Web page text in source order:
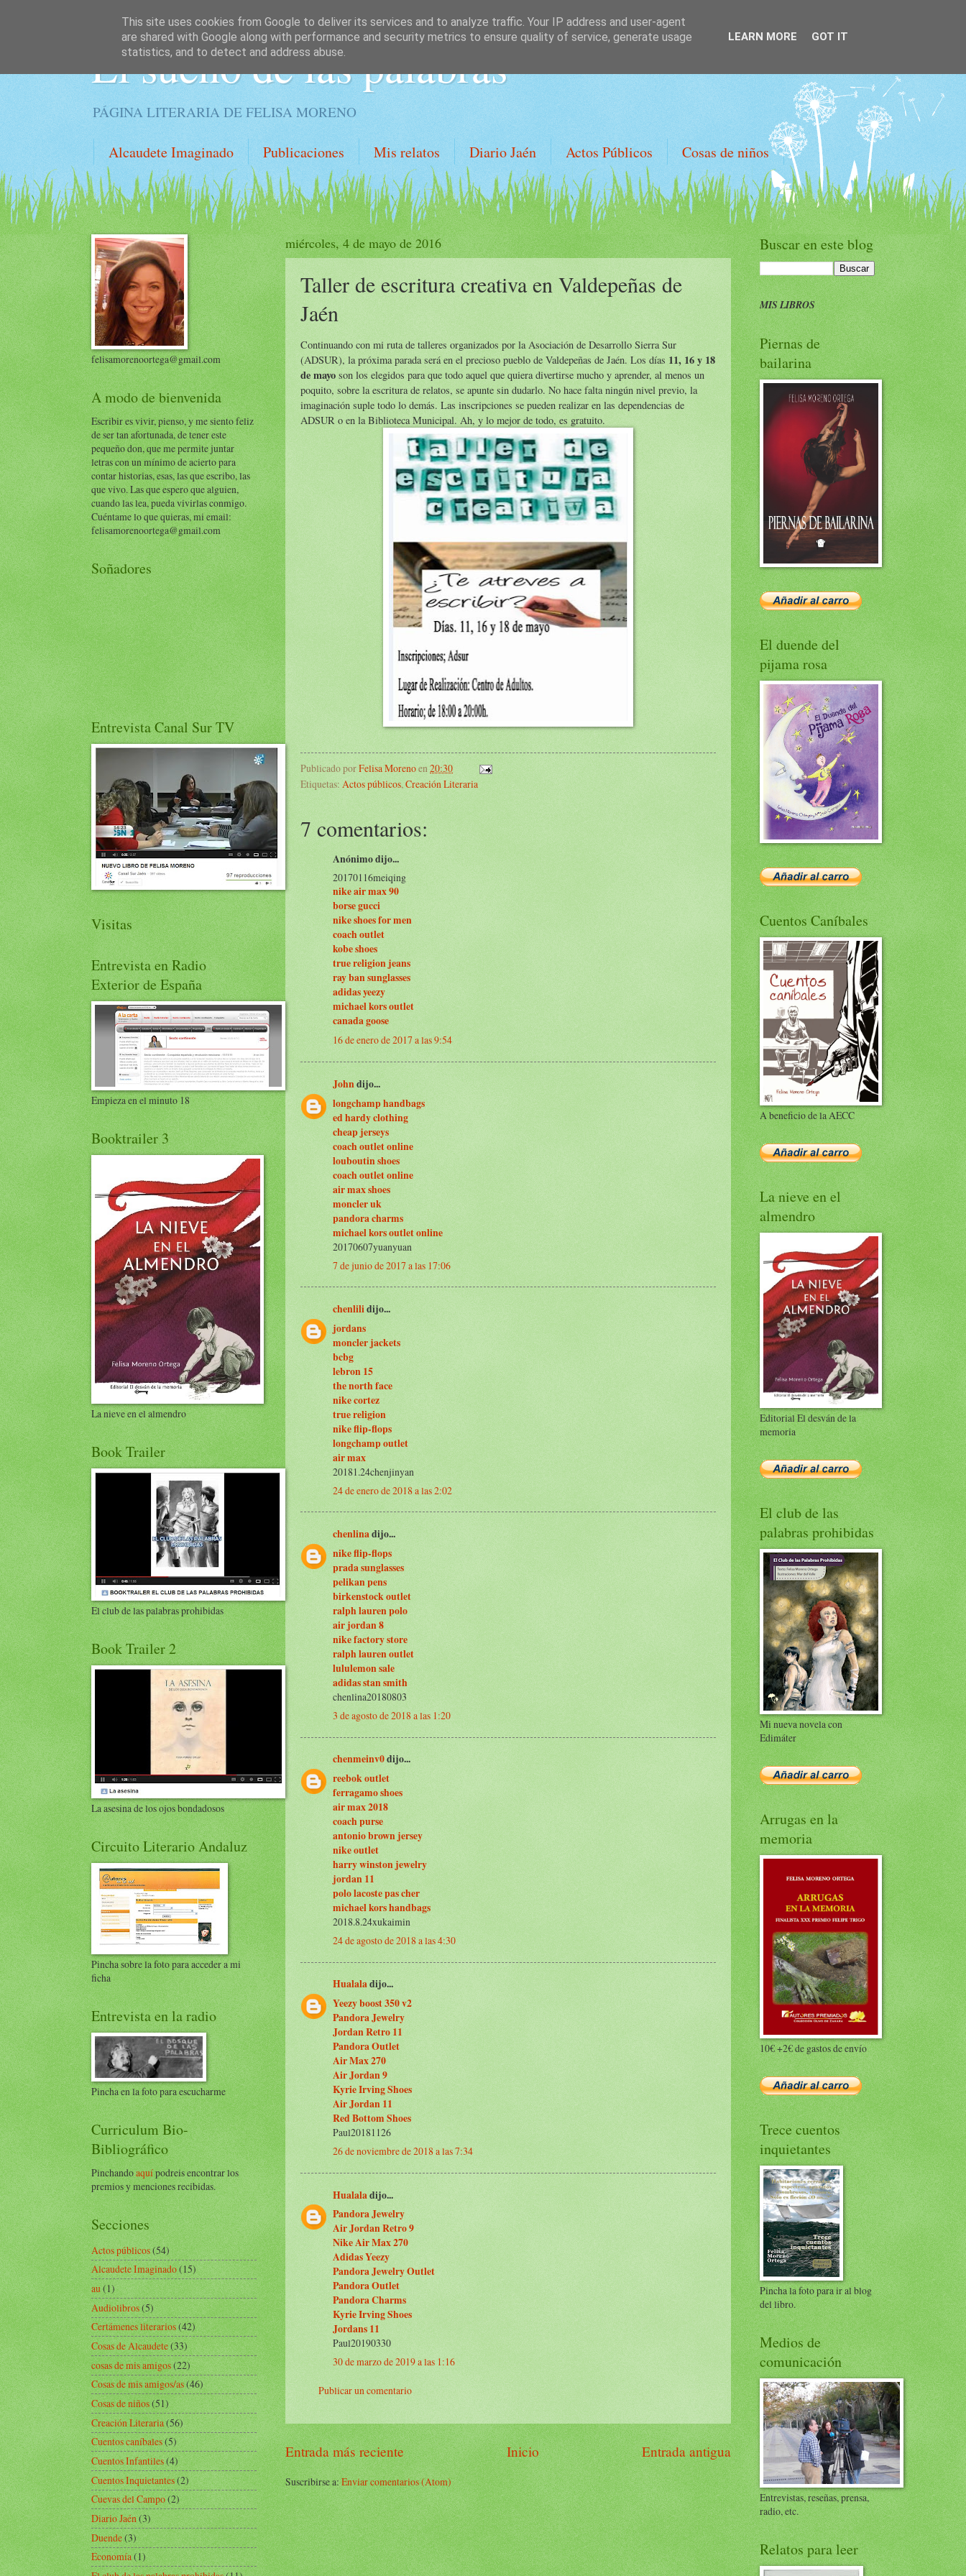
El sueño de las palabras
PÁGINA LITERARIA DE FELISA MORENO
Alcaudete Imaginado Publicaciones Mis relatos Diario Jaén Actos Públicos Cosas de niños
miércoles, 4 de mayo de 2016
Taller de escritura creativa en Valdepeñas de
Jaén
Continuando con mi ruta de talleres organizados por la Asociación de Desarrollo Sierra Sur
(ADSUR), la próxima parada será en el precioso pueblo de Valdepeñas de Jaén. Los días 11, 16 y 18
de mayo son los elegidos para que todo aquel que quiera divertirse mucho y aprender, al menos un
poquito, sobre la escritura de relatos, se apunte sin dudarlo. No hace falta ningún nivel previo, la
imaginación suple todo lo demás. Las inscripciones se pueden realizar en las dependencias de
ADSUR o en la Biblioteca Municipal. Ah, y lo mejor de todo, es gratuito.
Publicado porFelisa Morenoen 20:30
Etiquetas: Actos públicos, Creación Literaria
7 comentarios:
Anónimo dijo...
20170116meiqing
nike air max 90
borse gucci
nike shoes for men
coach outlet
kobe shoes
true religion jeans
ray ban sunglasses
adidas yeezy
michael kors outlet
canada goose
16 de enero de 2017 a las 9:54
Johndijo...
longchamp handbags
ed hardy clothing
cheap jerseys
coach outlet online
louboutin shoes
coach outlet online
air max shoes
moncler uk
pandora charms
michael kors outlet online
20170607yuanyuan
7 de junio de 2017 a las 17:06
chenlilidijo...
jordans
moncler jackets
bcbg
lebron 15
the north face
nike cortez
true religion
nike flip-flops
longchamp outlet
air max
20181.24chenjinyan
24 de enero de 2018 a las 2:02
chenlinadijo...
nike flip-flops
prada sunglasses
pelikan pens
birkenstock outlet
ralph lauren polo
air jordan 8
nike factory store
ralph lauren outlet
lululemon sale
adidas stan smith
chenlina20180803
3 de agosto de 2018 a las 1:20
chenmeinv0dijo...
reebok outlet
ferragamo shoes
air max 2018
coach purse
antonio brown jersey
nike outlet
harry winston jewelry
jordan 11
polo lacoste pas cher
michael kors handbags
2018.8.24xukaimin
24 de agosto de 2018 a las 4:30
Hualaladijo...
Yeezy boost 350 v2
Pandora Jewelry
Jordan Retro 11
Pandora Outlet
Air Max 270
Air Jordan 9
Kyrie Irving Shoes
Air Jordan 11
Red Bottom Shoes
Paul20181126
26 de noviembre de 2018 a las 7:34
Hualaladijo...
Pandora Jewelry
Air Jordan Retro 9
Nike Air Max 270
Adidas Yeezy
Pandora Jewelry Outlet
Pandora Outlet
Pandora Charms
Kyrie Irving Shoes
Jordans 11
Paul20190330
30 de marzo de 2019 a las 1:16
Publicar un comentario
Entrada más reciente Entrada antigua
Inicio
Suscribirse a:Enviar comentarios (Atom)
felisamorenoortega@gmail.com
A modo de bienvenida
Escribir es vivir, pienso, y me siento feliz
de ser tan afortunada, de tener este
pequeño don, que me permite juntar
letras con un mínimo de acierto para
contar historias, esas, las que escribo, las
que vivo. Las que espero que alguien,
cuando las lea, pueda vivirlas conmigo.
Cuéntame lo que quieras, mi email:
felisamorenoortega@gmail.com
Soñadores
Entrevista Canal Sur TV
Visitas
Entrevista en Radio
Exterior de España
Empieza en el minuto 18
Booktrailer 3
La nieve en el almendro
Book Trailer
El club de las palabras prohibidas
Book Trailer 2
La asesina de los ojos bondadosos
Circuito Literario Andaluz
Pincha sobre la foto para acceder a mi
ficha
Entrevista en la radio
Pincha en la foto para escucharme
Curriculum Bio-
Bibliográfico
Pinchandoaquípodreis encontrar los
premios y menciones recibidas.
Secciones
Actos públicos(54)
Alcaudete Imaginado(15)
au(1)
Audiolibros(5)
Certámenes literarios(42)
Cosas de Alcaudete(33)
cosas de mis amigos(22)
Cosas de mis amigos/as(46)
Cosas de niños(51)
Creación Literaria(56)
Cuentos caníbales(5)
Cuentos Infantiles(4)
Cuentos Inquietantes(2)
Cuevas del Campo(2)
Diario Jaén(3)
Duende(3)
Economía(1)
Buscar en este blog
MIS LIBROS
Piernas de
bailarina
El duende del
pijama rosa
Cuentos Caníbales
A beneficio de la AECC
La nieve en el
almendro
Editorial El desván de la
memoria
El club de las
palabras prohibidas
Mi nueva novela con
Edimáter
Arrugas en la
memoria
10€ +2€ de gastos de envío
Trece cuentos
inquietantes
Pincha la foto para ir al blog
del libro.
Medios de
comunicación
Entrevistas, reseñas, prensa,
radio, etc.
Relatos para leer
This site uses cookies from Google to deliver its services and to analyze traffic. Your IP address and user-agent
are shared with Google along with performance and security metrics to ensure quality of service, generate usage
statistics, and to detect and address abuse.
LEARN MORE GOT IT